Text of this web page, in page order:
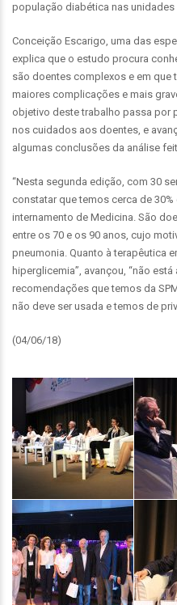
população diabética nas
Conceição Escarigo, uma das
explica que o estudo procura
são doentes complexos e em que
maiores complicações e mais
objetivo deste trabalho passa por
nos cuidados aos doentes, e
algumas conclusões da análise
“Nesta segunda edição, com 30
constatar que temos cerca de
internamento de Medicina. São
entre os 70 e os 90 anos, cujo
pneumonia. Quanto à terapêutica
hiperglicemia”, avançou, “não
recomendações que temos da
não deve ser usada e temos de
(04/06/18)